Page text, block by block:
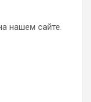
нашем сайте.